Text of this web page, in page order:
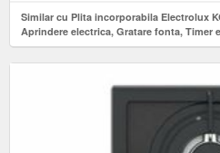
Similar cu Plita incorporabila Electrolux
Aprindere electrica, Gratare fonta, Timer
cm (Negru)